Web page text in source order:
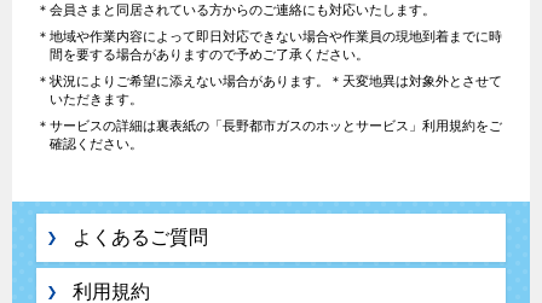
＊会員さまと同居されている方からのご連絡にも対応いたします。
＊地域や作業内容によって即日対応できない場合や作業員の現地到着までに時
間を要する場合がありますので予めご了承ください。
＊状況によりご希望に添えない場合があります。＊天変地異は対象外とさせて
いただきます。
＊サービスの詳細は裏表紙の「長野都市ガスのホッとサービス」利用規約をご
確認ください。
よくあるご質問
利用規約